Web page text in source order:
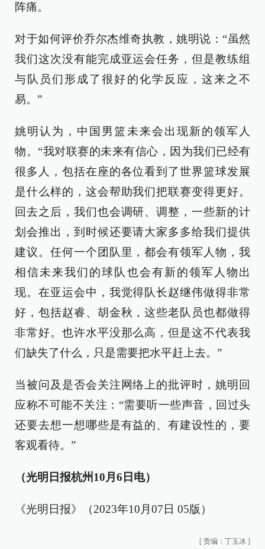
阵痛。
对于如何评价乔尔杰维奇执教，姚明说：“虽然
我们这次没有能完成亚运会任务，但是教练组
与队员们形成了很好的化学反应，这来之不
易。”
姚明认为，中国男篮未来会出现新的领军人
物。“我对联赛的未来有信心，因为我们已经有
很多人，包括在座的各位看到了世界篮球发展
是什么样的，这会帮助我们把联赛变得更好。
回去之后，我们也会调研、调整，一些新的计
划会推出，到时候还要请大家多多给我们提供
建议。任何一个团队里，都会有领军人物，我
相信未来我们的球队也会有新的领军人物出
现。在亚运会中，我觉得队长赵继伟做得非常
好，包括赵睿、胡金秋，这些老队员也都做得
非常好。也许水平没那么高，但是这不代表我
们缺失了什么，只是需要把水平赶上去。”
当被问及是否会关注网络上的批评时，姚明回
应称不可能不关注：“需要听一些声音，回过头
还要去想一想哪些是有益的、有建设性的，要
客观看待。”
（光明日报杭州10月6日电）
《光明日报》（2023年10月07日 05版）
[ 责编：丁玉冰 ]